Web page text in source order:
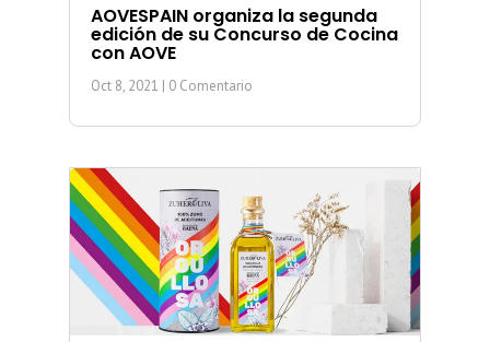
AOVESPAIN organiza la segunda
edición de su Concurso de Cocina
con AOVE
Oct 8, 2021 | 0 Comentario